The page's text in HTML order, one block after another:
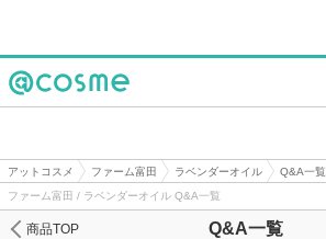
アットコスメ ファーム富田 ラベンダーオイル
Q&A一覧
ファーム富田 / ラベンダーオイル Q&A一覧
Q&A一覧
商品TOP